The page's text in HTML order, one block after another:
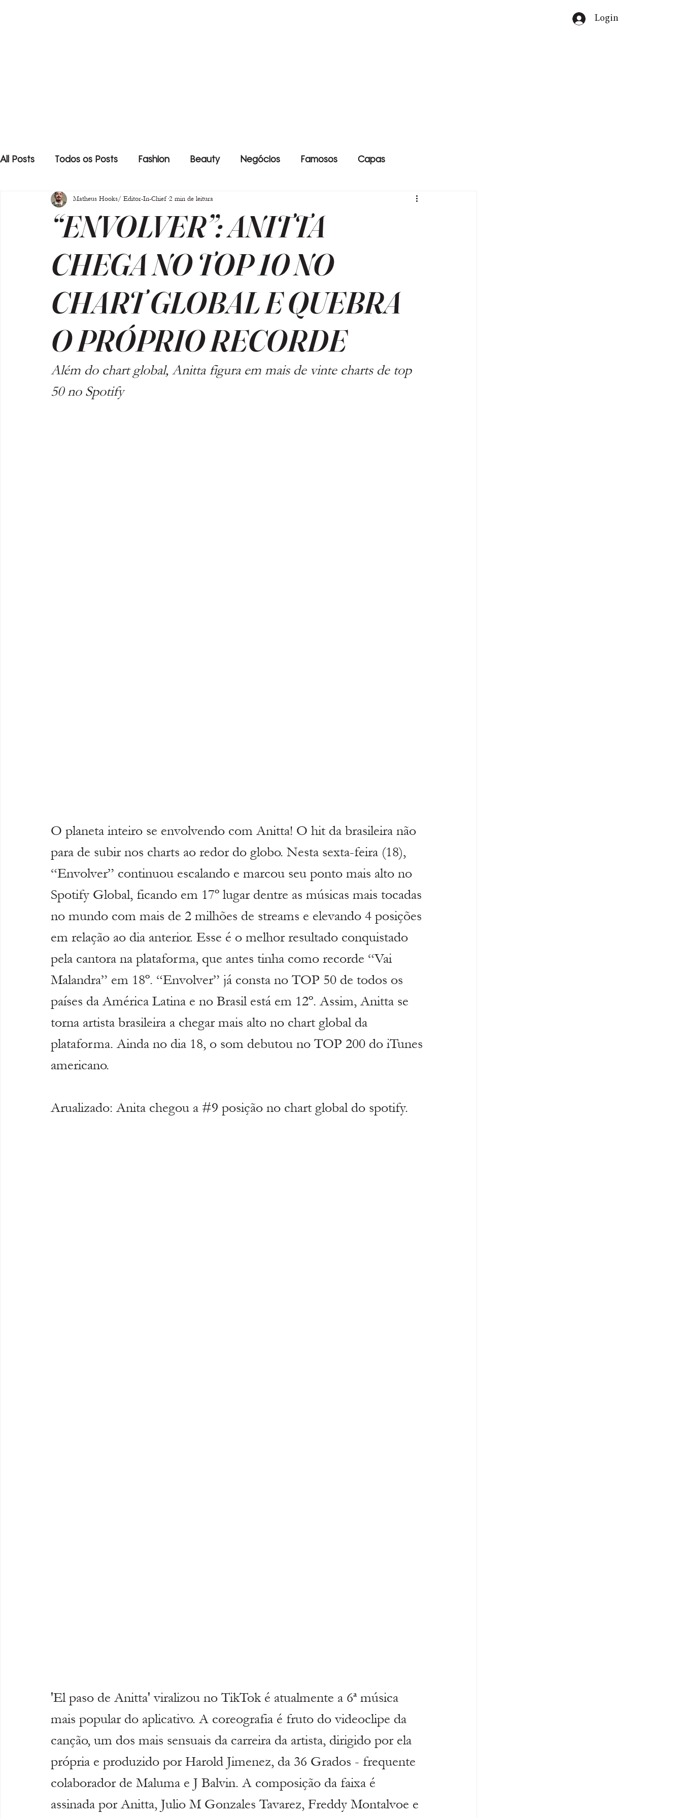
Login
All Posts Todos os Posts Fashion Beauty Negócios Famosos Capas
“ENVOLVER”: ANITTA
CHEGA NO TOP 10 NO
CHART GLOBAL E QUEBRA
O PRÓPRIO RECORDE
Matheus Hooks/ Editor-In-Chief 2 min de leitura
Além do chart global, Anitta figura em mais de vinte charts de top
50 no Spotify
O planeta inteiro se envolvendo com Anitta! O hit da brasileira não
para de subir nos charts ao redor do globo. Nesta sexta-feira (18),
“Envolver” continuou escalando e marcou seu ponto mais alto no
Spotify Global, ficando em 17º lugar dentre as músicas mais tocadas
no mundo com mais de 2 milhões de streams e elevando 4 posições
em relação ao dia anterior. Esse é o melhor resultado conquistado
pela cantora na plataforma, que antes tinha como recorde “Vai
Malandra” em 18º. “Envolver” já consta no TOP 50 de todos os
países da América Latina e no Brasil está em 12º. Assim, Anitta se
torna artista brasileira a chegar mais alto no chart global da
plataforma. Ainda no dia 18, o som debutou no TOP 200 do iTunes
americano.
Arualizado: Anita chegou a #9 posição no chart global do spotify.
'El paso de Anitta' viralizou no TikTok é atualmente a 6ª música
mais popular do aplicativo. A coreografia é fruto do videoclipe da
canção, um dos mais sensuais da carreira da artista, dirigido por ela
própria e produzido por Harold Jimenez, da 36 Grados - frequente
colaborador de Maluma e J Balvin. A composição da faixa é
assinada por Anitta, Julio M Gonzales Tavarez, Freddy Montalvoe e